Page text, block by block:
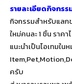
รายละเอียดกิจกรร
กิจกรรมสำหรับแล
ใหม่คนละ 1 ชิ้น ราค
แนะนำเป็นไอเทมใน
ครับ